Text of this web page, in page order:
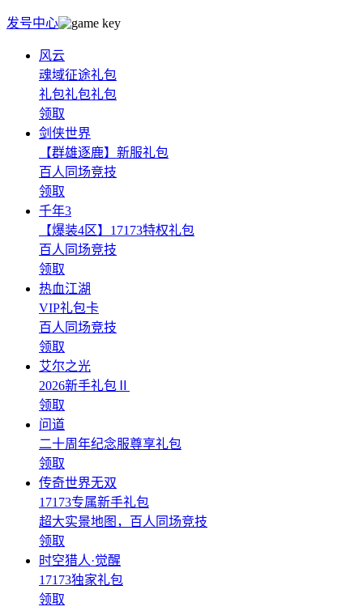
发号中心
风云
魂域征途礼包
礼包礼包礼包
领取
剑侠世界
【群雄逐鹿】新服礼包
百人同场竞技
领取
千年3
【爆装4区】17173特权礼包
百人同场竞技
领取
热血江湖
VIP礼包卡
百人同场竞技
领取
艾尔之光
2026新手礼包Ⅱ
领取
问道
二十周年纪念服尊享礼包
领取
传奇世界无双
17173专属新手礼包
超大实景地图，百人同场竞技
领取
时空猎人·觉醒
17173独家礼包
领取